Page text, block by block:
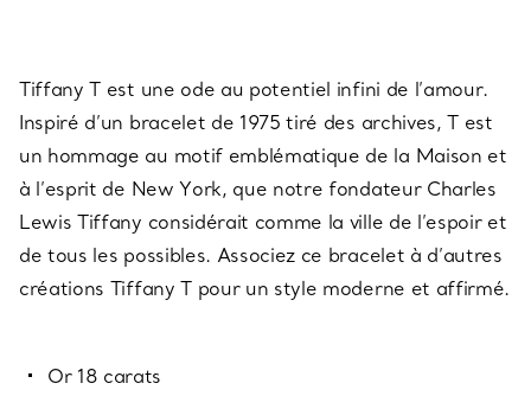
Tiffany T est une ode au potentiel infini de l’amour.
Inspiré d’un bracelet de 1975 tiré des archives, T est
un hommage au motif emblématique de la Maison et
à l’esprit de New York, que notre fondateur Charles
Lewis Tiffany considérait comme la ville de l’espoir et
de tous les possibles. Associez ce bracelet à d’autres
créations Tiffany T pour un style moderne et affirmé.
Or 18 carats